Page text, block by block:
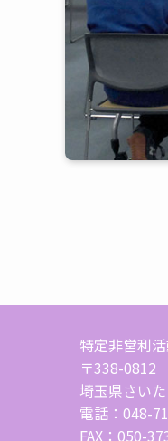
特定非営利
〒338-0812
埼玉県さい
電話：048-
FAX：050-